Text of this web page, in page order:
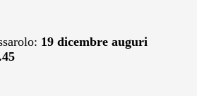
19 dicembre auguri